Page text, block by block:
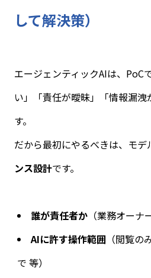
して解決策）
エージェンティックAIは、 PoC
い」「責任が曖昧」「情報漏
す。
だから最初にやるべきは、モデ
ンス設計です。
誰が責任者か （業務オーナ
AIに許す操作範囲 （閲覧
で 等）